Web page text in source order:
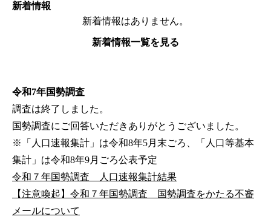
新着情報
新着情報はありません。
新着情報一覧を見る
令和7年国勢調査
調査は終了しました。
国勢調査にご回答いただきありがとうございました。
※「人口速報集計」は令和8年5月末ごろ、「人口等基本
集計」は令和8年9月ごろ公表予定
令和７年国勢調査 人口速報集計結果
【注意喚起】令和７年国勢調査 国勢調査をかたる不審
メールについて